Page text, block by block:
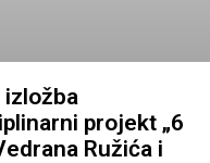
izložba
projekt „6
Ružića i